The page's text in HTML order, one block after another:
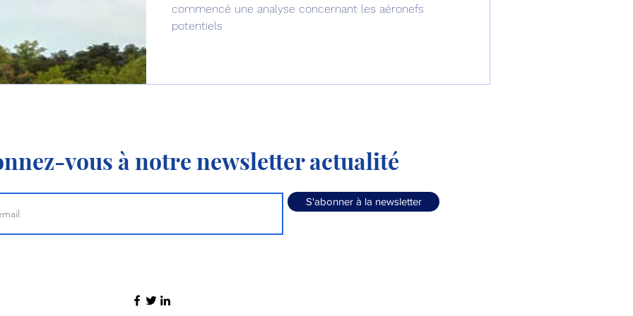
commencé une analyse concernant les aéronefs
potentiels
vous à notre newsletter actualité
S'abonner à la newsletter